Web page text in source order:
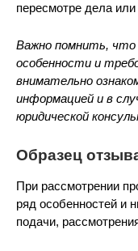
пересмотре дела
Важно помнить, что
особенности и
внимательно
информацией и в
юридической
Образец
При рассмотрении
ряд особенностей и
подачи,